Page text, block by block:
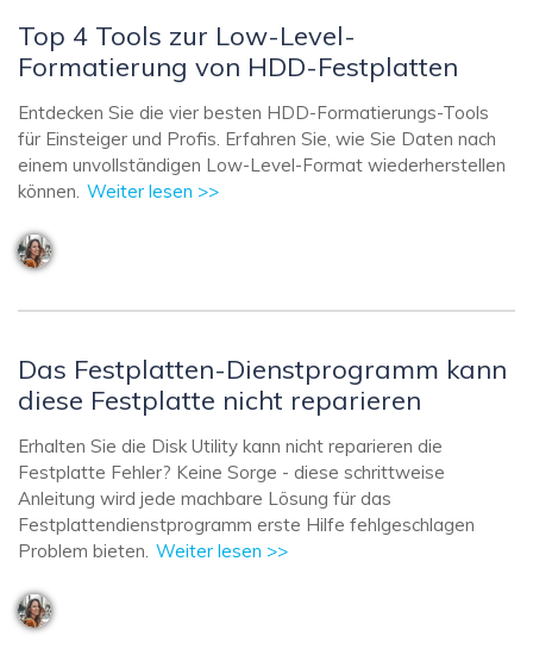
Top 4 Tools zur Low-Level-
Formatierung von HDD-Festplatten
Entdecken Sie die vier besten HDD-Formatierungs-Tools
für Einsteiger und Profis. Erfahren Sie, wie Sie Daten nach
einem unvollständigen Low-Level-Format wiederherstellen
können. Weiter lesen >>
Das Festplatten-Dienstprogramm kann
diese Festplatte nicht reparieren
Erhalten Sie die Disk Utility kann nicht reparieren die
Festplatte Fehler? Keine Sorge - diese schrittweise
Anleitung wird jede machbare Lösung für das
Festplattendienstprogramm erste Hilfe fehlgeschlagen
Problem bieten. Weiter lesen >>